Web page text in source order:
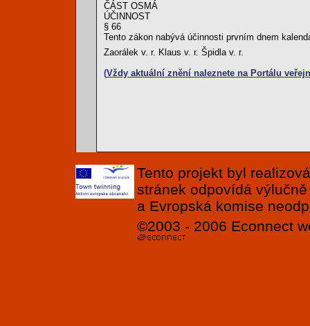
ČÁST OSMÁ
ÚČINNOST
§ 66
Tento zákon nabývá účinnosti prvním dnem
Zaorálek v. r. Klaus v. r. Špidla v. r.
(Vždy aktuální znění naleznete na Portálu
Tento projekt byl
stránek odpovídá
a Evropská komise
©2003 - 2006 Econnect